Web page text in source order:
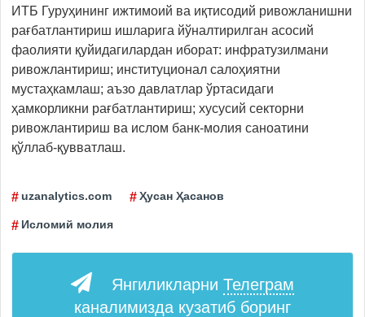
ИТБ Гуруҳининг ижтимоий ва иқтисодий ривожланишни
рағбатлантириш ишларига йўналтирилган асосий
фаолияти қуйидагилардан иборат: инфратузилмани
ривожлантириш; институционал салоҳиятни
мустаҳкамлаш; аъзо давлатлар ўртасидаги
ҳамкорликни рағбатлантириш; хусусий секторни
ривожлантириш ва ислом банк-молия саноатини
қўллаб-қувватлаш.
uzanalytics.com Ҳусан Ҳасанов
Исломий молия
Янгиликларни Телеграм
каналимизда кузатиб боринг